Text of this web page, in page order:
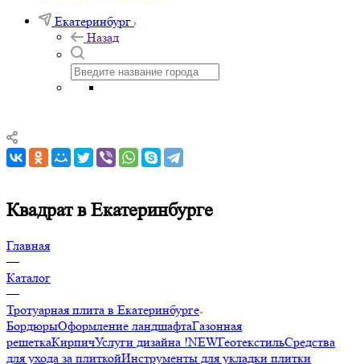
Екатеринбург
Назад
Квадрат в Екатеринбурге
Главная
—
Каталог
—
Тротуарная плита в Екатеринбурге
БордюрыОформление ландшафтаГазонная
решеткаКирпичУслуги дизайна !NEWГеотекстильСредства
для ухода за плиткойИнструменты для укладки плитки